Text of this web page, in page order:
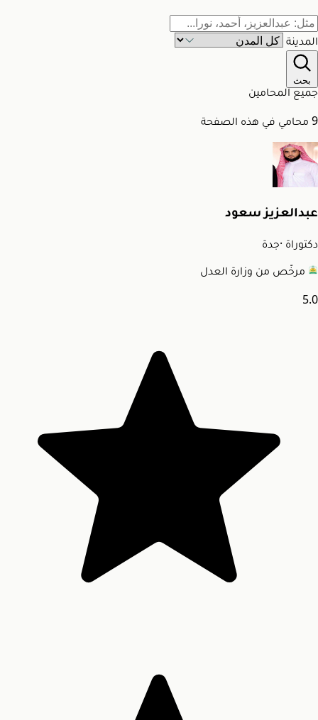
المدينة
بحث
جميع المحامين
9 محامي في هذه الصفحة
عبدالعزيز سعود
دكتوراة ·جدة
مرخّص من وزارة العدل
5.0